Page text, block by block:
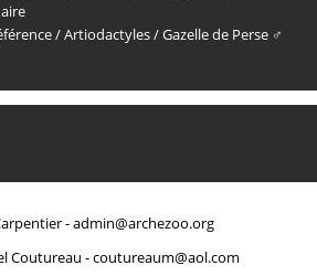
/Artiodactyles/Gazelle de Perse ♂
-admin@archezoo.org
Coutureau -coutureaum@aol.com